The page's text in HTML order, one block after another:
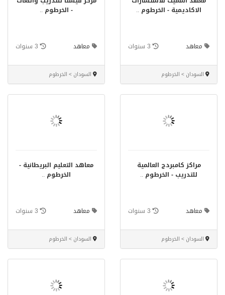
الاكاديمية - الخرطوم ..
معاهد 3 سنوات
السودان > الخرطوم
- الخرطوم ..
معاهد 3 سنوات
السودان > الخرطوم
مراكز كامبردج العالمية
للتدريب - الخرطوم ..
معاهد 3 سنوات
السودان > الخرطوم
معاهد التعليم البريطانية -
الخرطوم ..
معاهد 3 سنوات
السودان > الخرطوم